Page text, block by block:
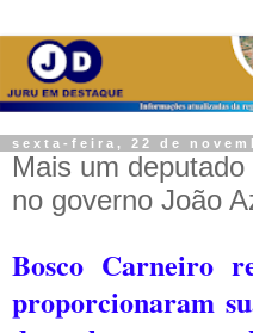
sexta-feira, 22 de
Mais um
no governo João
Bosco Carneiro
proporcionaram